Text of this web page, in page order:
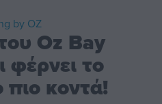
by OZ
Oz Bay
φέρνει το
πιο κοντά!